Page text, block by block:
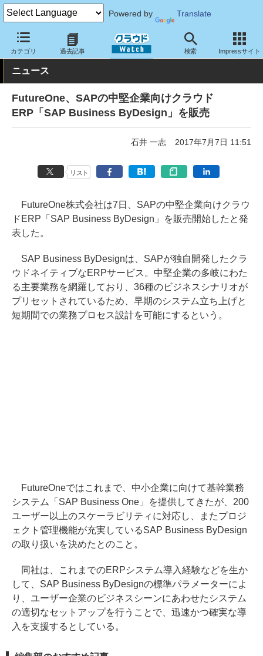
Powered by Translate
カテゴリ 過去記事 検索 Impressサイト
クラウド Watch サービス・ソフト サービス 基幹業務
ニュース
FutureOne、SAPの中堅企業向けクラウド
ERP「SAP Business ByDesign」を販売
石井 一志 2017年7月7日 11:51
リスト
FutureOne株式会社は7日、SAPの中堅企業向けクラウ
ドERP「SAP Business ByDesign」を販売開始したと発
表した。
SAP Business ByDesignは、SAPが独自開発したクラ
ウドネイティブなERPサービス。中堅企業の多岐にわた
る主要業務を網羅しており、36種のビジネスシナリオが
プリセットされているため、早期のシステム立ち上げと
短期間での業務プロセス設計を可能にするという。
FutureOneではこれまで、中小企業に向けて基幹業務
システム「SAP Business One」を提供してきたが、200
ユーザー以上のスケーラビリティに対応し、またプロジ
ェクト管理機能が充実しているSAP Business ByDesign
の取り扱いを決めたとのこと。
同社は、これまでのERPシステム導入経験などを生か
して、SAP Business ByDesignの標準パラメーターによ
り、ユーザー企業のビジネスシーンにあわせたシステム
の適切なセットアップを行うことで、迅速かつ確実な導
入を支援するとしている。